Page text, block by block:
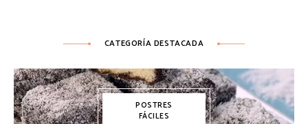
CATEGORÍA DESTACADA
POSTRES
FÁCILES